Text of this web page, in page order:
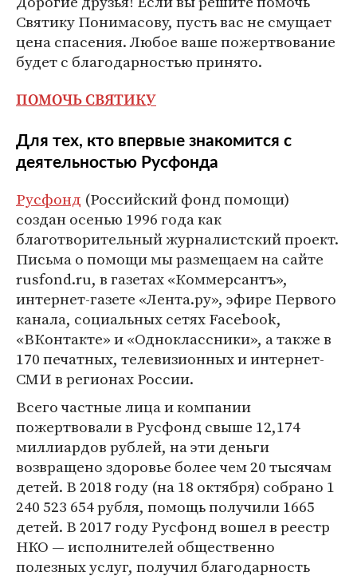
Святику Понимасову, пусть вас не смущает
цена спасения. Любое ваше пожертвование
будет с благодарностью принято.
ПОМОЧЬ СВЯТИКУ
Для тех, кто впервые знакомится с
деятельностью Русфонда
Русфонд (Российский фонд помощи)
создан осенью 1996 года как
благотворительный журналистский проект.
Письма о помощи мы размещаем на сайте
rusfond.ru, в газетах «Коммерсантъ»,
интернет-газете «Лента.ру», эфире Первого
канала, социальных сетях Facebook,
«ВКонтакте» и «Одноклассники», а также в
170 печатных, телевизионных и интернет-
СМИ в регионах России.
Всего частные лица и компании
пожертвовали в Русфонд свыше 12,174
миллиардов рублей, на эти деньги
возвращено здоровье более чем 20 тысячам
детей. В 2018 году (на 18 октября) собрано 1
240 523 654 рубля, помощь получили 1665
детей. В 2017 году Русфонд вошел в реестр
НКО — исполнителей общественно
полезных услуг, получил благодарность